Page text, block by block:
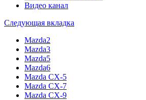
Видео канал
Следующая вкладка
Mazda2
Mazda3
Mazda5
Mazda6
Mazda CX-5
Mazda CX-7
Mazda CX-9